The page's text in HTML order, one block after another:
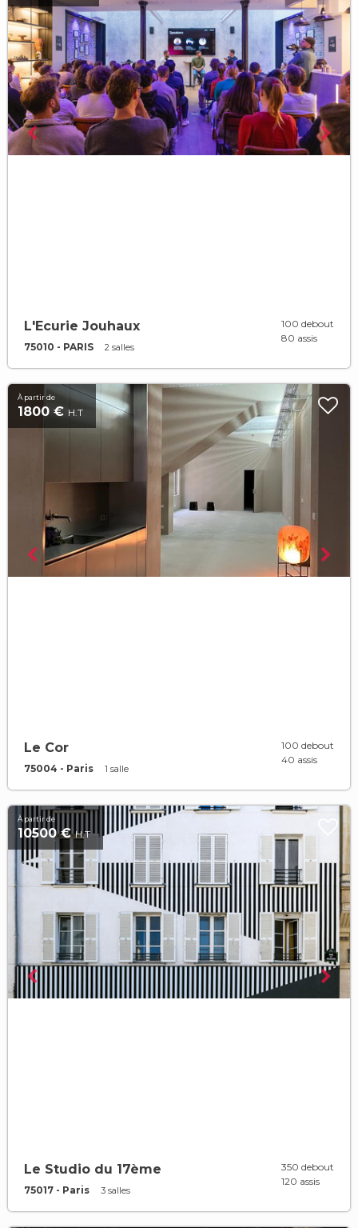
L'Ecurie Jouhaux
75010 - PARIS 2 salles
100 debout
80 assis
À partir de
1800 € H.T
Le Cor
75004 - Paris 1 salle
100 debout
40 assis
À partir de
10500 €H.T
Le Studio du 17ème
75017 - Paris 3 salles
350 debout
120 assis